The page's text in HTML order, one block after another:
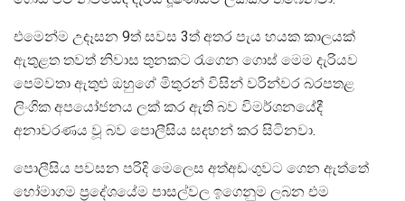
එමෙන්ම උදෑසන 9ත් සවස 3ත් අතර පැය හයක කාලයක්
ඇතුළත තවත් නිවාස තුනකට රැගෙන ගොස් මෙම දැරියව
පෙම්වතා ඇතුළු ඔහුගේ මිතුරන් විසින් වරින්වර බරපතළ
ලිංගික අපයෝජනය ලක් කර ඇති බව විමර්ශනයේදී
අනාවරණය වූ බව පොලීසිය සදහන් කර සිටිනවා.
පොලීසිය පවසන පරිදි මෙලෙස අත්අඩංගුවට ගෙන ඇත්තේ
හෝමාගම ප්‍රදේශයේම පාසල්වල ඉගෙනුම ලබන එම